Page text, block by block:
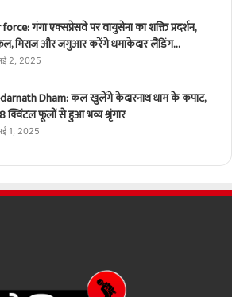
गंगा एक्सप्रेसवे पर वायुसेना का शक्ति प्रदर्शन,
मिराज और जगुआर करेंगे धमाकेदार लैंडिंग…
2, 2025
Dham: कल खुलेंगे केदारनाथ धाम के कपाट,
क्विंटल फूलों से हुआ भव्य श्रृंगार
1, 2025